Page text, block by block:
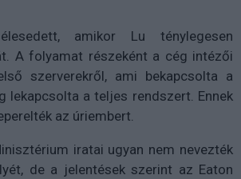
amikor Lu ténylegesen
A folyamat részeként a cég intézői
szerverekről, ami bekapcsolta a
lekapcsolta a teljes rendszert. Ennek
az úriembert.
iratai ugyan nem nevezték
de a jelentések szerint az Eaton